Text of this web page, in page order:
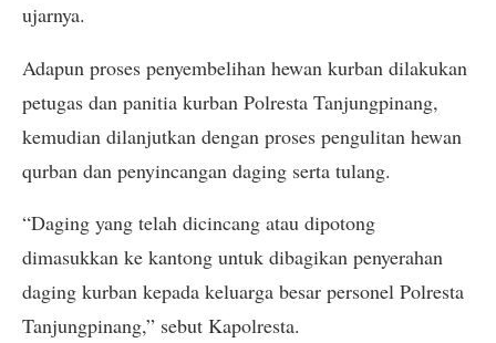
ujarnya.
Adapun proses penyembelihan hewan kurban dilakukan
petugas dan panitia kurban Polresta Tanjungpinang,
kemudian dilanjutkan dengan proses pengulitan hewan
qurban dan penyincangan daging serta tulang.
“Daging yang telah dicincang atau dipotong
dimasukkan ke kantong untuk dibagikan penyerahan
daging kurban kepada keluarga besar personel Polresta
Tanjungpinang,” sebut Kapolresta.